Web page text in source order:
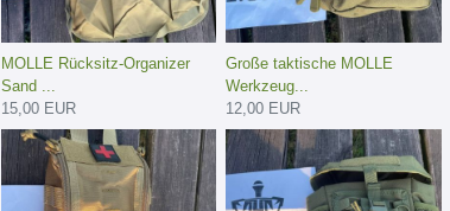
MOLLE Rücksitz-Organizer
Sand ...
15,00 EUR
Große taktische MOLLE
Werkzeug...
12,00 EUR